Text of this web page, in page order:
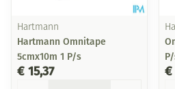
Hartmann
Hartmann Omnitape
5cmx10m 1 P/s
€ 15,37 €